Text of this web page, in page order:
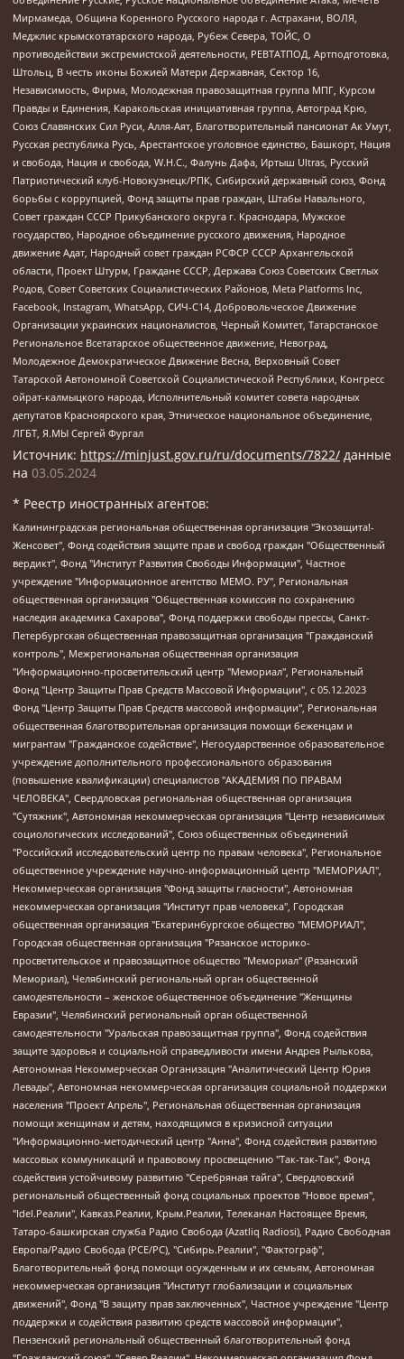
Мирмамеда, Община Коренного Русского народа г. Астрахани, ВОЛЯ,
Меджлис крымскотатарского народа, Рубеж Севера, ТОЙС, О
противодействии экстремистской деятельности, РЕВТАТПОД, Артподготовка,
Штольц, В честь иконы Божией Матери Державная, Сектор 16,
Независимость, Фирма, Молодежная правозащитная группа МПГ, Курсом
Правды и Единения, Каракольская инициативная группа, Автоград Крю,
Союз Славянских Сил Руси, Алля-Аят, Благотворительный пансионат Ак Умут,
Русская республика Русь, Арестантское уголовное единство, Башкорт, Нация
и свобода, Нация и свобода, W.H.С., Фалунь Дафа, Иртыш Ultras, Русский
Патриотический клуб-Новокузнецк/РПК, Сибирский державный союз, Фонд
борьбы с коррупцией, Фонд защиты прав граждан, Штабы Навального,
Совет граждан СССР Прикубанского округа г. Краснодара, Мужское
государство, Народное объединение русского движения, Народное
движение Адат, Народный совет граждан РСФСР СССР Архангельской
области, Проект Штурм, Граждане СССР, Держава Союз Советских Светлых
Родов, Совет Советских Социалистических Районов, Meta Platforms Inc,
Facebook, Instagram, WhatsApp, СИЧ-С14, Добровольческое Движение
Организации украинских националистов, Черный Комитет, Татарстанское
Региональное Всетатарское общественное движение, Невоград,
Молодежное Демократическое Движение Весна, Верховный Совет
Татарской Автономной Советской Социалистической Республики, Конгресс
ойрат-калмыцкого народа, Исполнительный комитет совета народных
депутатов Красноярского края, Этническое национальное объединение,
ЛГБТ, Я.МЫ Сергей Фургал
Источник: https://minjust.gov.ru/ru/documents/7822/ данные
на 03.05.2024
* Реестр иностранных агентов:
Калининградская региональная общественная организация "Экозащита!-Женсовет", Фонд содействия защите прав и свобод граждан "Общественный вердикт", Фонд "Институт Развития Свободы Информации", Частное учреждение "Информационное агентство МЕМО. РУ", Региональная общественная организация "Общественная комиссия по сохранению наследия академика Сахарова", Фонд поддержки свободы прессы, Санкт-Петербургская общественная правозащитная организация "Гражданский контроль", Межрегиональная общественная организация "Информационно-просветительский центр "Мемориал", Региональный Фонд "Центр Защиты Прав Средств Массовой Информации", с 05.12.2023 Фонд "Центр Защиты Прав Средств массовой информации", Региональная общественная благотворительная организация помощи беженцам и мигрантам "Гражданское содействие", Негосударственное образовательное учреждение дополнительного профессионального образования (повышение квалификации) специалистов "АКАДЕМИЯ ПО ПРАВАМ ЧЕЛОВЕКА", Свердловская региональная общественная организация "Сутяжник", Автономная некоммерческая организация "Центр независимых социологических исследований", Союз общественных объединений "Российский исследовательский центр по правам человека", Региональное общественное учреждение научно-информационный центр "МЕМОРИАЛ", Некоммерческая организация "Фонд защиты гласности", Автономная некоммерческая организация "Институт прав человека", Городская общественная организация "Екатеринбургское общество "МЕМОРИАЛ", Городская общественная организация "Рязанское историко-просветительское и правозащитное общество "Мемориал" (Рязанский Мемориал), Челябинский региональный орган общественной самодеятельности – женское общественное объединение "Женщины Евразии", Челябинский региональный орган общественной самодеятельности "Уральская правозащитная группа", Фонд содействия защите здоровья и социальной справедливости имени Андрея Рылькова, Автономная Некоммерческая Организация "Аналитический Центр Юрия Левады", Автономная некоммерческая организация социальной поддержки населения "Проект Апрель", Региональная общественная организация помощи женщинам и детям, находящимся в кризисной ситуации "Информационно-методический центр "Анна", Фонд содействия развитию массовых коммуникаций и правовому просвещению "Так-так-Так", Фонд содействия устойчивому развитию "Серебряная тайга", Свердловский региональный общественный фонд социальных проектов "Новое время", "Idel.Реалии", Кавказ.Реалии, Крым.Реалии, Телеканал Настоящее Время, Татаро-башкирская служба Радио Свобода (Azatliq Radiosi), Радио Свободная Европа/Радио Свобода (PCE/PC), "Сибирь.Реалии", "Фактограф", Благотворительный фонд помощи осужденным и их семьям, Автономная некоммерческая организация "Институт глобализации и социальных движений", Фонд "В защиту прав заключенных", Частное учреждение "Центр поддержки и содействия развитию средств массовой информации", Пензенский региональный общественный благотворительный фонд "Гражданский союз", "Север.Реалии", Некоммерческая организация Фонд "Правовая инициатива", Общество с ограниченной ответственностью "Радио Свободная Европа/Радио Свобода", Чешское информационное агентство "MEDIUM-ORIENT", Красноярская региональная общественная организация "Мы против СПИДа", Камалягин Денис Николаевич, Маркелов Сергей Евгеньевич, Пономарев Лев Александрович, Савицкая Людмила Алексеевна, Автономная некоммерческая организация "Центр по работе с проблемой насилия "НАСИЛИЮ.НЕТ", Межрегиональный профессиональный союз работников здравоохранения "Альянс врачей", Юридическое лицо, зарегистрированное в Латвийской Республике, SIA "Medusa Project" (регистрационный номер 40103797863, дата регистрации 10.06.2014), Некоммерческая организация "Фонд по борьбе с коррупцией", Автономная некоммерческая организация "Институт права и публичной политики", Баданин Роман Сергеевич, Гликин Максим Александрович, Железнова Мария Михайловна, Лукьянова Юлия Сергеевна, Маетная Елизавета Витальевна, Маняхин Петр Борисович, Чуракова Ольга Владимировна, Ярош Юлия Петровна, Юридическое лицо "The Insider SIA", зарегистрированное в Риге, Латвийская Республика (дата регистрации 26.06.2015), являющееся администратором доменного имени интернет-издания "The Insider SIA", https://theins.ru, Постернак Алексей Евгеньевич, Рубин Михаил Аркадьевич, Анин Роман Александрович, Юридическое лицо Istories fonds, зарегистрированное в Латвийской Республике (регистрационный номер 50008295751, дата регистрации 24.02.2020), Великовский Дмитрий Александрович, Долинина Ирина Николаевна, Мароховская Алеся Алексеевна, Шлейнов Роман Юрьевич, Шмагун Олеся Валентиновна, Общество с ограниченной ответственностью "Альтаир 2021", Общество с ограниченной ответственностью "Вега 2021", Общество с ограниченной ответственностью "Главный редактор 2021", Общество с ограниченной ответственностью "Ромашки монолит", Важенков Артем Валерьевич, Ивановская областная общественная организация "Центр гендерных исследований", Гурман Юрий Альбертович, Медиапроект "ОВД-Инфо", Егоров Владимир Владимирович, Жилинский Владимир Александрович, Общество с ограниченной ответственностью "ЗП", Иванова София Юрьевна, Карезина Инна Павловна, Кильтау Екатерина Викторовна, Петров Алексей Викторович, Пискунов Сергей Евгеньевич, Смирнов Сергей Сергеевич, Тихонов Михаил Сергеевич, Общество с ограниченной ответственностью "ЖУРНАЛИСТ-ИНОСТРАННЫЙ АГЕНТ", Арапова Галина Юрьевна, Вольтская Татьяна Анатольевна, Американская компания "Mason G.E.S. Anonymous Foundation" (США), являющаяся владельцем интернет-издания https://mnews.world/, Компания "Stichting Bellingcat", зарегистрированная в Нидерландах (дата регистрации 11.07.2018), Захаров Андрей Вячеславович, Клепиковская Екатерина Дмитриевна, Общество с ограниченной ответственностью "МЕМО", Перл Роман Александрович, Симонов Евгений Алексеевич, Соловьева Елена Анатольевна, Сотников Даниил Владимирович, Сурначева Елизавета Дмитриевна, Автономная некоммерческая организация по защите прав человека и информированию населения "Якутия – Наше Мнение", Общество с ограниченной ответственностью "Москоу диджитал медиа", с 26.01.2023 Общество с ограниченной ответственностью "Чайка Белые сады", Ветошкина Валерия Валерьевна, Заговора Максим Александрович, Межрегиональное общественное движение "Российская ЛГБТ - сеть", Оленичев Максим Владимирович, Павлов Иван Юрьевич, Скворцова Елена Сергеевна, Общество с ограниченной ответственностью "Как бы инагент", Кочетков Игорь Викторович, Общество с ограниченной ответственностью "Честные выборы", Еланчик Олег Александрович, Общество с ограниченной ответственностью "Нобелевский призыв", Гималова Регина Эмилевна, Григорьев Андрей Валерьевич, Григорьева Алина Александровна, Ассоциация по содействию защите прав призывников, альтернативнослужащих и военнослужащих "Правозащитная группа "Гражданин.Армия.Право", Хисамова Регина Фаритовна, Автономная некоммерческая организация по реализации социально-правовых программ "Лилит", Дальневосточное общественное движение "Маяк", Санкт-Петербургская ЛГБТ-инициативная группа "Выход", Инициативная группа ЛГБТ+ "Реверс", Алексеев Андрей Викторович, Бекбулатова Таисия Львовна, Беляев Иван Михайлович, Владыкина Елена Сергеевна, Гельман Марат Александрович, Никульшина Вероника Юрьевна, Толоконникова Надежда Андреевна, Шендерович Виктор Анатольевич, Общество с ограниченной ответственностью "Данное сообщение", Общество с ограниченной ответственностью Издательский дом "Новая глава", Айнбиндер Александра Александровна, Московский комьюнити-центр для ЛГБТ+инициатив, Благотворительный фонд развития филантропии, Deutsche Welle (Германия, Kurt-Schumacher-Strasse 3, 53113 Bonn), Борзунова Мария Михайловна, Воробьев Виктор Викторович, Голубева Анна Львовна, Константинова Алла Михайловна, Малкова Ирина Владимировна, Мурадов Мурад Абдулгалимович, Осетинская Елизавета Николаевна, Понасенков Евгений Николаевич, Ганапольский Матвей Юрьевич, Киселев Евгений Алексеевич, Борухович Ирина Григорьевна, Дремин Иван Тимофеевич, Дубровский Дмитрий Викторович, Красноярская региональная общественная организация поддержки и развития альтернативных образовательных технологий и межкультурных коммуникаций "ИНТЕРРА", Маяковская Екатерина Алексеевна, Фейгин Марк Захарович, Филимонов Андрей Викторович, Дзугкоева Регина Николаевна, Доброхотов Роман Александрович, Дудь Юрий Александрович, Елкин Сергей Владимирович, Кругликов Кирилл Игоревич, Сабунаева Мария Леонидовна, Семенов Алексей Владимирович, Шаинян Карен Багратович, Шульман Екатерина Михайловна, Асафьев Артур Валерьевич, Вахштайн Виктор Семенович, Венедиктов Алексей Алексеевич, Лушникова Екатерина Евгеньевна, Волков Леонид Михайлович, Невзоров Александр Глебович, Пархоменко Сергей Борисович, Сироткин Ярослав Николаевич, Кара-Мурза Владимир Владимирович, Баранова Наталья Владимировна, Гозман Леонид Яковлевич, Кагарлицкий Борис Юльевич, Климарев Михаил Валерьевич, Милов Владимир Станиславович, Автономная некоммерческая организация Краснодарский центр современного искусства "Типография", Моргенштерн Алишер Тагирович, Соболь Любовь Эдуардовна, Общество с ограниченной ответственностью "ЛИЗА НОРМ", Каспаров Гарри Кимович, Ходорковский Михаил Борисович, Общество с ограниченной ответственностью "Апрельские тезисы", Данилович Ирина Брониславовна, Кашин Олег Владимирович, Петров Николай Владимирович, Пивоваров Алексей Владимирович, Соколов Михаил Владимирович, Цветкова Юлия Владимировна, Чичваркин Евгений Александрович, Комитет против пыток/Команда против пыток, Общество с ограниченной ответственностью "Первый научный", Общество с ограниченной ответственностью "Вертолет и ко", Белоцерковская Вероника Борисовна, Кац Максим Евгеньевич, Лазарева Татьяна Юрьевна, Шаведдинов Руслан Табризович, Яшин Илья Валерьевич, Общество с ограниченной ответственностью "Иноагент ААВ", Алешковский Дмитрий Петрович, Альбац Евгения Марковна, Быков Дмитрий Львович, Галямина Юлия Евгеньевна, Лойко Сергей Леонидович, Мартынов Кирилл Константинович, Медведев Сергей Александрович, Крашенинников Федор Геннадиевич, Гордеева Катерина Вл